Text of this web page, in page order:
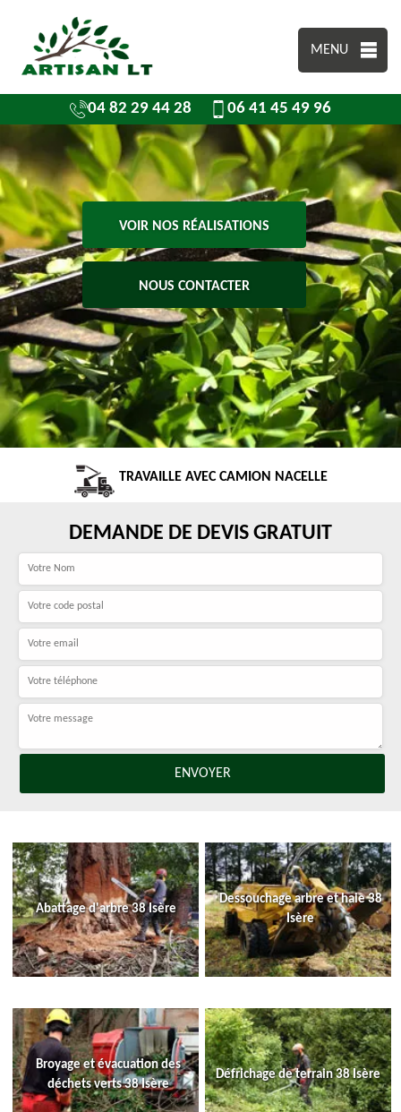
MENU
04 82 29 44 28 06 41 45 49 96
VOIR NOS RÉALISATIONS
NOUS CONTACTER
TRAVAILLE AVEC CAMION NACELLE
DEMANDE DE DEVIS GRATUIT
Abattage d'arbre 38 Isère
Dessouchage arbre et haie 38
Isère
Broyage et évacuation des
déchets verts 38 Isère
Défrichage de terrain 38 Isère